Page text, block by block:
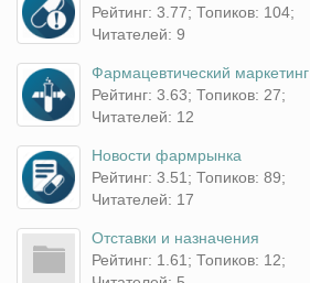
Рейтинг: 3.77; Топиков: 104;
Читателей: 9
Фармацевтический маркетинг
Рейтинг: 3.63; Топиков: 27;
Читателей: 12
Новости фармрынка
Рейтинг: 3.51; Топиков: 89;
Читателей: 17
Отставки и назначения
Рейтинг: 1.61; Топиков: 12;